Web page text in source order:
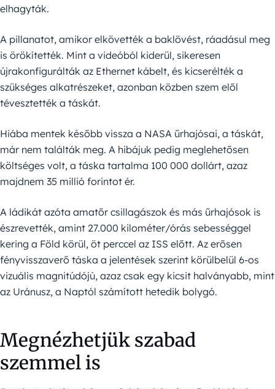
elhagyták.
A pillanatot, amikor elkövették a baklövést, ráadásul meg
is örökítették. Mint a videóból kiderül, sikeresen
újrakonfigurálták az Ethernet kábelt, és kicserélték a
szükséges alkatrészeket, azonban közben szem elől
tévesztették a táskát.
Hiába mentek később vissza a NASA űrhajósai, a táskát,
már nem találták meg. A hibájuk pedig meglehetősen
költséges volt, a táska tartalma 100 000 dollárt, azaz
majdnem 35 millió forintot ér.
A ládikát azóta amatőr csillagászok és más űrhajósok is
észrevették, amint 27.000 kilométer/órás sebességgel
kering a Föld körül, öt perccel az ISS előtt. Az erősen
fényvisszaverő táska a jelentések szerint körülbelül 6-os
vizuális magnitúdójú, azaz csak egy kicsit halványabb, mint
az Uránusz, a Naptól számított hetedik bolygó.
Megnézhetjük szabad
szemmel is